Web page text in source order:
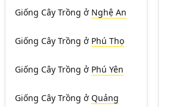
Giống Cây Trồng ở Nghệ An
Giống Cây Trồng ở Phú Thọ
Giống Cây Trồng ở Phú Yên
Giống Cây Trồng ở Quảng